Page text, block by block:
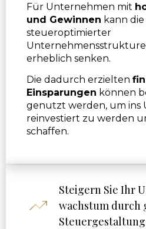
Für Unternehmen mit
und Gewinnen kann
steueroptimierter
erheblich senken.
Die dadurch erzielten
Einsparungen können
genutzt werden, um ins
reinvestiert zu werden
schaffen.
Steigern Sie Ihr
wachstum durch
Steuergestaltung